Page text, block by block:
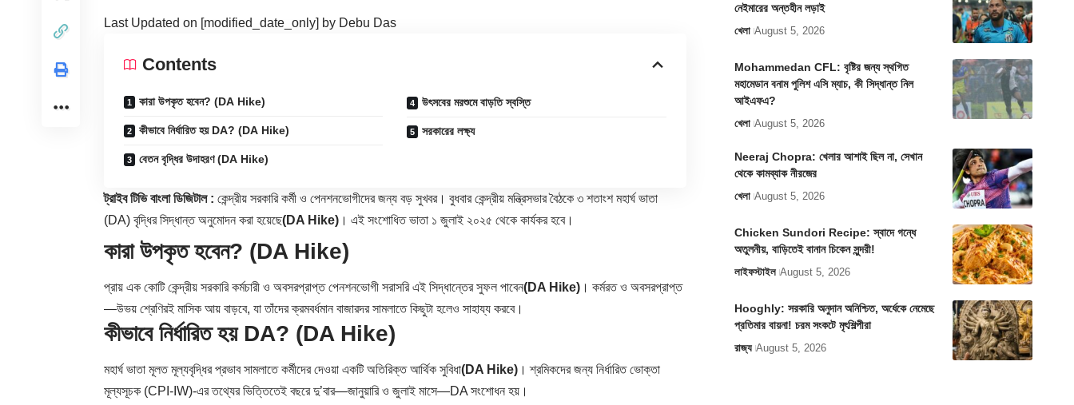
Last Updated on [modified_date_only] by Debu Das
Contents
কারা উপকৃত হবেন? (DA Hike)
কীভাবে নির্ধারিত হয় DA? (DA Hike)
বেতন বৃদ্ধির উদাহরণ (DA Hike)
উৎসবের মরশুমে বাড়তি স্বস্তি
সরকারের লক্ষ্য
ট্রাইব টিভি বাংলা ডিজিটাল : কেন্দ্রীয় সরকারি কর্মী ও পেনশনভোগীদের জন্য বড় সুখবর। বুধবার কেন্দ্রীয় মন্ত্রিসভার বৈঠকে ৩ শতাংশ মহার্ঘ ভাতা
(DA) বৃদ্ধির সিদ্ধান্ত অনুমোদন করা হয়েছে(DA Hike) । এই সংশোধিত ভাতা ১ জুলাই ২০২৫ থেকে কার্যকর হবে।
কারা উপকৃত হবেন? (DA Hike)
প্রায় এক কোটি কেন্দ্রীয় সরকারি কর্মচারী ও অবসরপ্রাপ্ত পেনশনভোগী সরাসরি এই সিদ্ধান্তের সুফল পাবেন(DA Hike) । কর্মরত ও অবসরপ্রাপ্ত
—উভয় শ্রেণিরই মাসিক আয় বাড়বে, যা তাঁদের ক্রমবর্ধমান বাজারদর সামলাতে কিছুটা হলেও সাহায্য করবে।
কীভাবে নির্ধারিত হয় DA? (DA Hike)
মহার্ঘ ভাতা মূলত মূল্যবৃদ্ধির প্রভাব সামলাতে কর্মীদের দেওয়া একটি অতিরিক্ত আর্থিক সুবিধা(DA Hike) । শ্রমিকদের জন্য নির্ধারিত ভোক্তা
মূল্যসূচক (CPI-IW)-এর তথ্যের ভিত্তিতেই বছরে দু’বার—জানুয়ারি ও জুলাই মাসে—DA সংশোধন হয়।
নেইমারের অন্তহীন লড়াই
খেলা August 5, 2026
Mohammedan CFL: বৃষ্টির জন্য স্থগিত
মহামেডান বনাম পুলিশ এসি ম্যাচ, কী সিদ্ধান্ত নিল
আইএফএ?
খেলা August 5, 2026
Neeraj Chopra: খেলার আশাই ছিল না, সেখান
থেকে কামব্যাক নীরজের
খেলা August 5, 2026
Chicken Sundori Recipe: স্বাদে গন্ধে
অতুলনীয়, বাড়িতেই বানান চিকেন সুন্দরী!
লাইফস্টাইল August 5, 2026
Hooghly: সরকারি অনুদান অনিশ্চিত, অর্ধেকে নেমেছে
প্রতিমার বায়না! চরম সংকটে মৃৎশিল্পীরা
রাজ্য August 5, 2026